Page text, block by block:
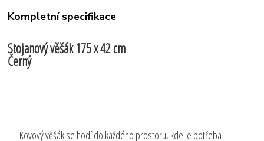
Kompletní specifikace
Stojanový věšák 175 x 42 cm
Černý
Kovový věšák se hodí do každého prostoru, kde je potřeba